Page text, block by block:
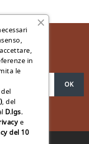
personali *
in
le
, del
D.lgs.
e
del 10